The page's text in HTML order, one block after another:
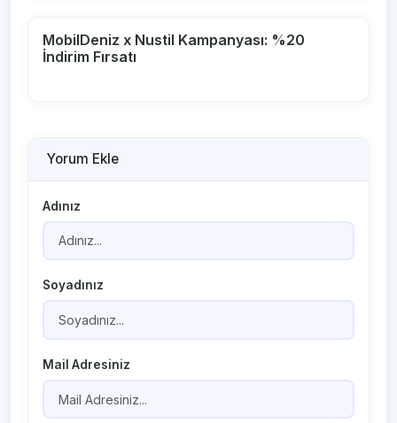
MobilDeniz x Nustil Kampanyası: %20
İndirim Fırsatı
Yorum Ekle
Adınız
Soyadınız
Mail Adresiniz